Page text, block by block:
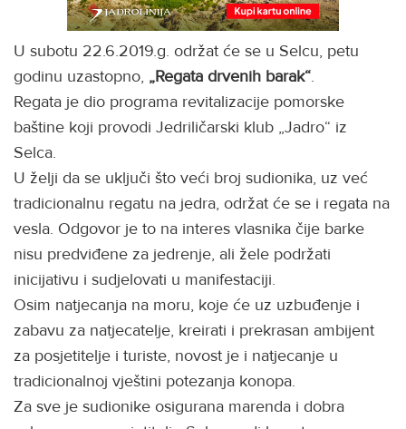
U subotu 22.6.2019.g. održat će se u Selcu, petu
godinu uzastopno, „Regata drvenih barak“.
Regata je dio programa revitalizacije pomorske
baštine koji provodi Jedriličarski klub „Jadro“ iz
Selca.
U želji da se uključi što veći broj sudionika, uz već
tradicionalnu regatu na jedra, održat će se i regata na
vesla. Odgovor je to na interes vlasnika čije barke
nisu predviđene za jedrenje, ali žele podržati
inicijativu i sudjelovati u manifestaciji.
Osim natjecanja na moru, koje će uz uzbuđenje i
zabavu za natjecatelje, kreirati i prekrasan ambijent
za posjetitelje i turiste, novost je i natjecanje u
tradicionalnoj vještini potezanja konopa.
Za sve je sudionike osigurana marenda i dobra